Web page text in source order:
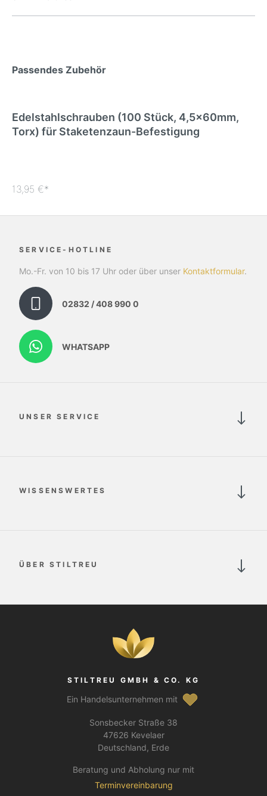
Passendes Zubehör
Edelstahlschrauben (100 Stück, 4,5x60mm,
Torx) für Staketenzaun-Befestigung
13,95 €*
SERVICE-HOTLINE
Mo.-Fr. von 10 bis 17 Uhr oder über unser Kontaktformular.
02832 / 408 990 0
WHATSAPP
UNSER SERVICE
WISSENSWERTES
ÜBER STILTREU
STILTREU GMBH & CO. KG
Ein Handelsunternehmen mit
Sonsbecker Straße 38
47626 Kevelaer
Deutschland, Erde
Beratung und Abholung nur mit
Terminvereinbarung